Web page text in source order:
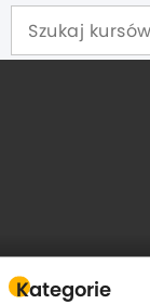
Kategorie